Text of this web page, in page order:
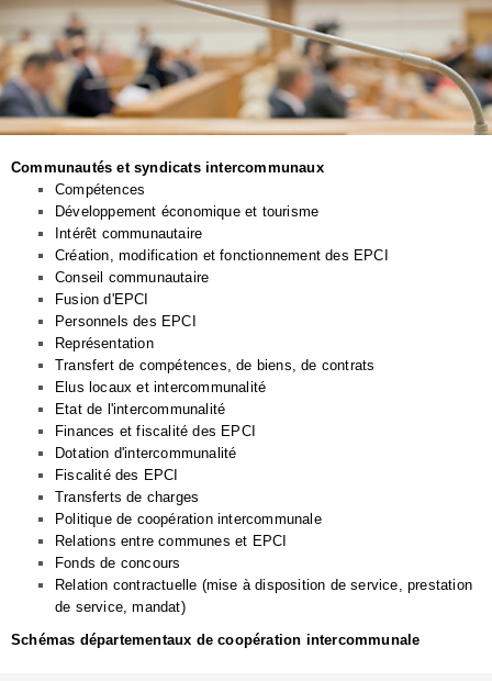
Communautés et syndicats intercommunaux
Compétences
Développement économique et tourisme
Intérêt communautaire
Création, modification et fonctionnement des EPCI
Conseil communautaire
Fusion d'EPCI
Personnels des EPCI
Représentation
Transfert de compétences, de biens, de contrats
Elus locaux et intercommunalité
Etat de l'intercommunalité
Finances et fiscalité des EPCI
Dotation d'intercommunalité
Fiscalité des EPCI
Transferts de charges
Politique de coopération intercommunale
Relations entre communes et EPCI
Fonds de concours
Relation contractuelle (mise à disposition de service, prestation
de service, mandat)
Schémas départementaux de coopération intercommunale